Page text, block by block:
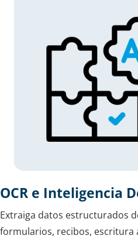
OCR e Inteligencia
Extraiga datos estructurados
formularios, recibos, escritura